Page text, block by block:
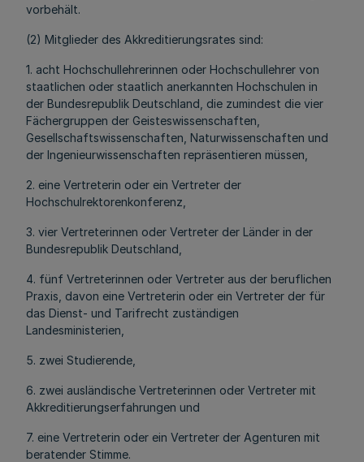
vorbehält.
(2) Mitglieder des Akkreditierungsrates sind:
1. acht Hochschullehrerinnen oder Hochschullehrer von
staatlichen oder staatlich anerkannten Hochschulen in
der Bundesrepublik Deutschland, die zumindest die vier
Fächergruppen der Geisteswissenschaften,
Gesellschaftswissenschaften, Naturwissenschaften und
der Ingenieurwissenschaften repräsentieren müssen,
2. eine Vertreterin oder ein Vertreter der
Hochschulrektorenkonferenz,
3. vier Vertreterinnen oder Vertreter der Länder in der
Bundesrepublik Deutschland,
4. fünf Vertreterinnen oder Vertreter aus der beruflichen
Praxis, davon eine Vertreterin oder ein Vertreter der für
das Dienst- und Tarifrecht zuständigen
Landesministerien,
5. zwei Studierende,
6. zwei ausländische Vertreterinnen oder Vertreter mit
Akkreditierungserfahrungen und
7. eine Vertreterin oder ein Vertreter der Agenturen mit
beratender Stimme.